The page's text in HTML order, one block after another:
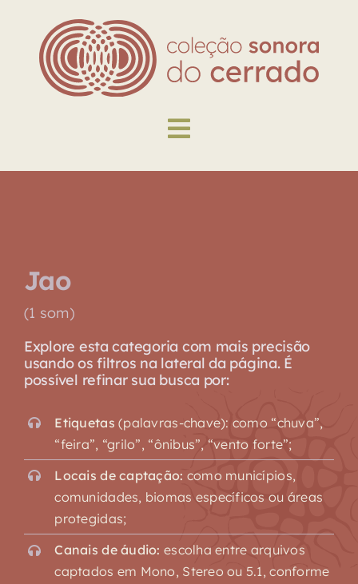
content
Toggle
Navigation
Sobre
Jao
(1 som)
Explore esta categoria com mais precisão
usando os filtros na lateral da página. É
possível refinar sua busca por:
Etiquetas (palavras-chave): como “chuva”,
“feira”, “grilo”, “ônibus”, “vento forte”;
Locais de captação: como municípios,
comunidades, biomas específicos ou áreas
protegidas;
Canais de áudio: escolha entre arquivos
captados em Mono, Stereo ou 5.1, conforme